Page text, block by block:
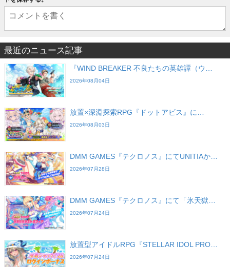
最近のニュース記事
『WIND BREAKER 不良たちの英雄譚（ウ…
2026年08月04日
放置×深淵探索RPG『ドットアビス』に…
2026年08月03日
DMM GAMES『テクロノス』にてUNITIAか…
2026年07月28日
DMM GAMES『テクロノス』にて「氷天獄…
2026年07月24日
放置型アイドルRPG『STELLAR IDOL PRO…
2026年07月24日